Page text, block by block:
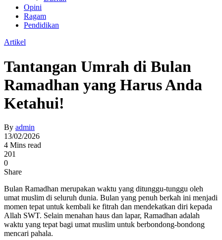
Opini
Ragam
Pendidikan
Artikel
Tantangan Umrah di Bulan
Ramadhan yang Harus Anda
Ketahui!
By admin
13/02/2026
4 Mins read
201
0
Share
Bulan Ramadhan merupakan waktu yang ditunggu-tunggu oleh
umat muslim di seluruh dunia. Bulan yang penuh berkah ini menjadi
momen tepat untuk kembali ke fitrah dan mendekatkan diri kepada
Allah SWT. Selain menahan haus dan lapar, Ramadhan adalah
waktu yang tepat bagi umat muslim untuk berbondong-bondong
mencari pahala.